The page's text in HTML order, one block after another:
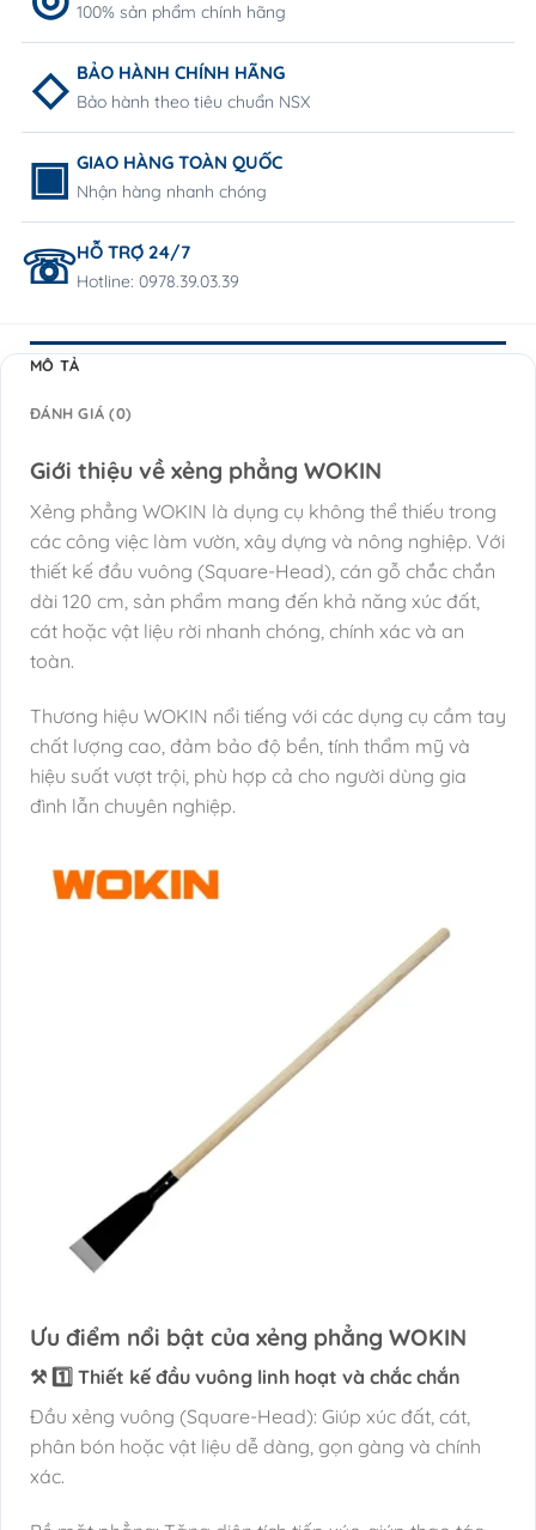
100% sản phẩm chính hãng
BẢO HÀNH CHÍNH HÃNG
Bảo hành theo tiêu chuẩn NSX
GIAO HÀNG TOÀN QUỐC
Nhận hàng nhanh chóng
HỖ TRỢ 24/7
Hotline: 0978.39.03.39
MÔ TẢ
ĐÁNH GIÁ (0)
Giới thiệu về xẻng phẳng WOKIN
Xẻng phẳng WOKIN là dụng cụ không thể thiếu trong
các công việc làm vườn, xây dựng và nông nghiệp. Với
thiết kế đầu vuông (Square-Head), cán gỗ chắc chắn
dài 120 cm, sản phẩm mang đến khả năng xúc đất,
cát hoặc vật liệu rời nhanh chóng, chính xác và an
toàn.
Thương hiệu WOKIN nổi tiếng với các dụng cụ cầm tay
chất lượng cao, đảm bảo độ bền, tính thẩm mỹ và
hiệu suất vượt trội, phù hợp cả cho người dùng gia
đình lẫn chuyên nghiệp.
Ưu điểm nổi bật của xẻng phẳng WOKIN
⚒️ 1️⃣ Thiết kế đầu vuông linh hoạt và chắc chắn
Đầu xẻng vuông (Square-Head): Giúp xúc đất, cát,
phân bón hoặc vật liệu dễ dàng, gọn gàng và chính
xác.